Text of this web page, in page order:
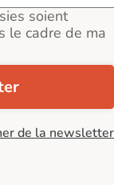
soient
le cadre de ma
de la newsletter